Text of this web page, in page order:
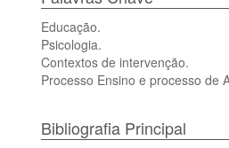
Educação.
Psicologia.
Contextos de intervenção.
Processo Ensino e processo de
Bibliografia Principal